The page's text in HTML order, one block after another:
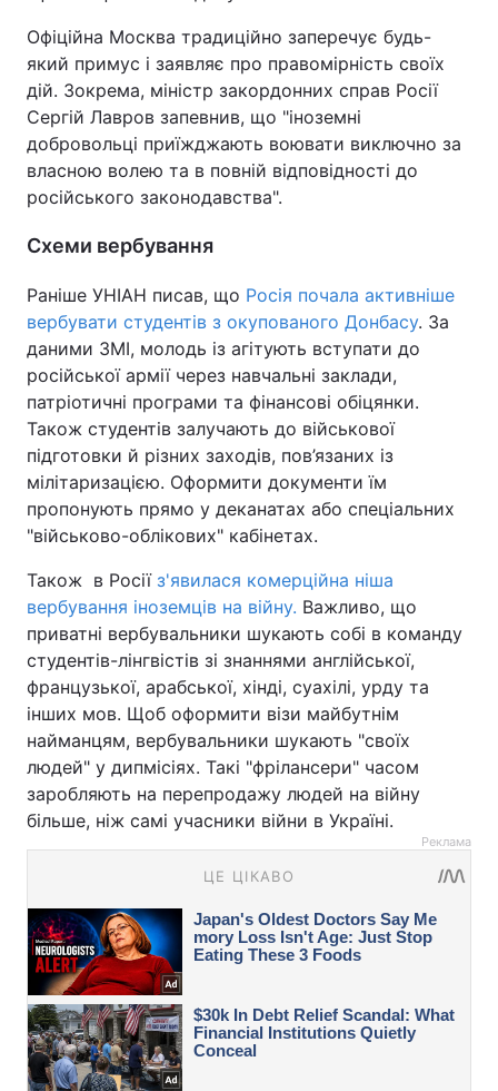
Офіційна Москва традиційно заперечує будь-
який примус і заявляє про правомірність своїх
дій. Зокрема, міністр закордонних справ Росії
Сергій Лавров запевнив, що "іноземні
добровольці приїжджають воювати виключно за
власною волею та в повній відповідності до
російського законодавства".
Схеми вербування
Раніше УНІАН писав, що Росія почала активніше
вербувати студентів з окупованого Донбасу. За
даними ЗМІ, молодь із агітують вступати до
російської армії через навчальні заклади,
патріотичні програми та фінансові обіцянки.
Також студентів залучають до військової
підготовки й різних заходів, пов’язаних із
мілітаризацією. Оформити документи їм
пропонують прямо у деканатах або спеціальних
"військово-облікових" кабінетах.
Також в Росії з'явилася комерційна ніша
вербування іноземців на війну. Важливо, що
приватні вербувальники шукають собі в команду
студентів-лінгвістів зі знаннями англійської,
французької, арабської, хінді, суахілі, урду та
інших мов. Щоб оформити візи майбутнім
найманцям, вербувальники шукають "своїх
людей" у дипмісіях. Такі "фрілансери" часом
заробляють на перепродажу людей на війну
більше, ніж самі учасники війни в Україні.
Реклама